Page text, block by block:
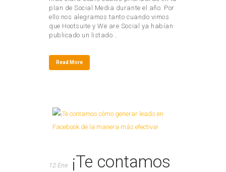
plan de Social Media durante el año. Por
ello nos alegramos tanto cuando vimos
que Hootsuite y We are Social ya habían
publicado un listado...
Read More
12 Ene
¡Te contamos